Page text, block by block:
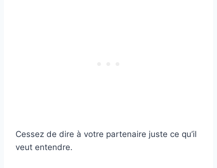
Cessez de dire à votre partenaire juste ce qu’il
veut entendre.